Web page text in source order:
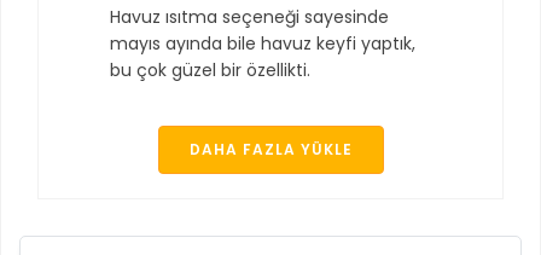
Havuz ısıtma seçeneği sayesinde
mayıs ayında bile havuz keyfi yaptık,
bu çok güzel bir özellikti.
DAHA FAZLA YÜKLE